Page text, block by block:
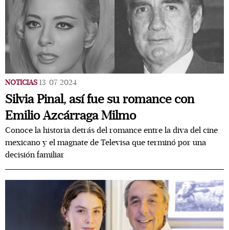
NOTICIAS 13/07/2024
Silvia Pinal, así fue su romance con
Emilio Azcárraga Milmo
Conoce la historia detrás del romance entre la diva del cine
mexicano y el magnate de Televisa que terminó por una
decisión familiar